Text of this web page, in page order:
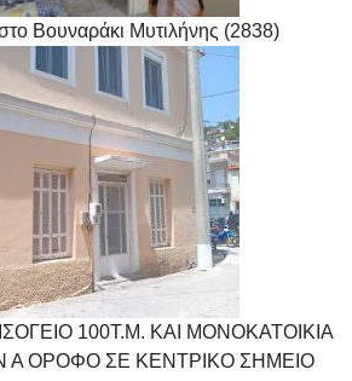
Βουναράκι Μυτιλήνης (2838)
100Τ.Μ. ΚΑΙ ΜΟΝΟΚΑΤΟΙΚΙΑ
Α ΟΡΟΦΟ ΣΕ ΚΕΝΤΡΙΚΟ ΣΗΜΕΙΟ